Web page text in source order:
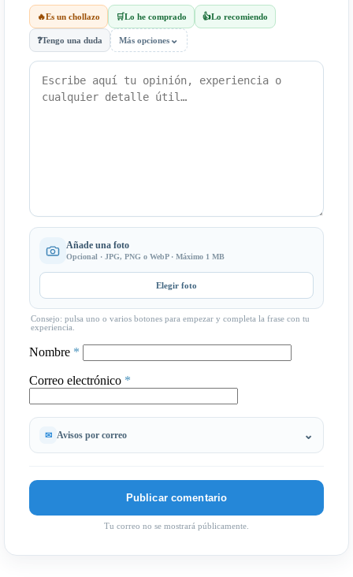
🔥Es un chollazo 🛒Lo he comprado 👍Lo recomiendo
❓Tengo una duda Más opciones ⌄
Añade una foto
Opcional · JPG, PNG o WebP · Máximo 1 MB
Elegir foto
Consejo: pulsa uno o varios botones para empezar y completa la frase con tu
experiencia.
Nombre *
Correo electrónico *
Avisos por correo
Tu correo no se mostrará públicamente.